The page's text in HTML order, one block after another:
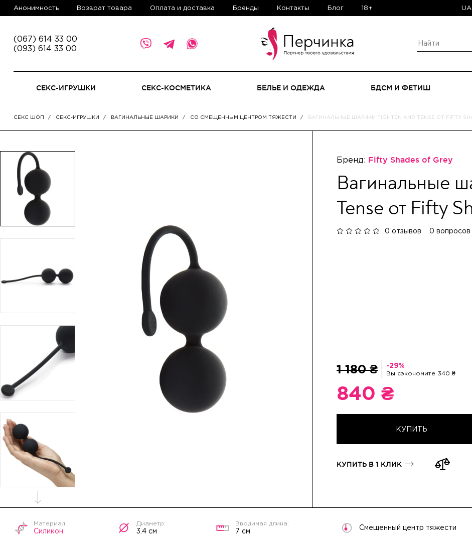
Анонимность Возврат товара Оплата и доставка Бренды Контакты Блог 18+ UA
(067) 614 33 00
(093) 614 33 00
СЕКС-ИГРУШКИ СЕКС-КОСМЕТИКА БЕЛЬЕ И ОДЕЖДА БДСМ И ФЕТИШ
СЕКС ШОП СЕКС-ИГРУШКИ ВАГИНАЛЬНЫЕ ШАРИКИ СО СМЕЩЕННЫМ ЦЕНТРОМ ТЯЖЕСТИ ВАГИНАЛЬНЫЕ ШАРИКИ TIGHTEN AND TENSE ОТ FIFTY
Бренд: Fifty Shades of Grey
Вагинальные
Tense от Fifty
0 отзывов 0 вопросов
1 180 ₴ Вы сэкономите 340 ₴
840 ₴
КУПИТЬ
КУПИТЬ В 1 КЛИК
Силикон 3.4 см 7 см Смещенный центр тяжести